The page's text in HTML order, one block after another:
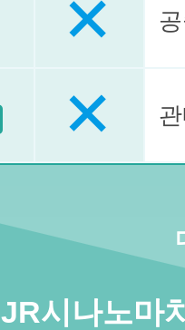
JR시나노마